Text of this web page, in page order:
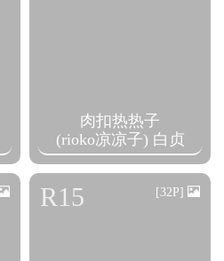
肉扣热热子
(rioko凉凉子) 白贞
R15 [32P]